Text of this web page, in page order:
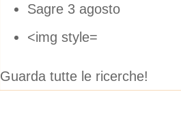
Sagre 3 agosto
<img style=
Guarda tutte le ricerche!